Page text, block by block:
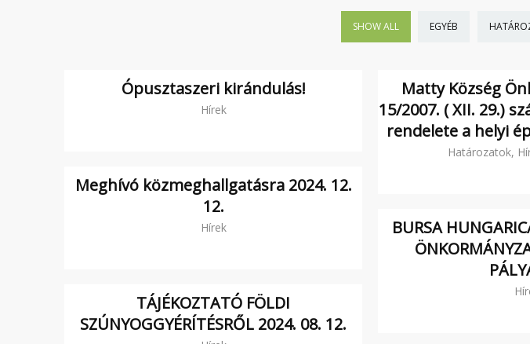
SHOW ALL EGYÉB
Ópusztaszeri kirándulás!
Hírek
Matty Község
15/2007. ( XII. 29.)
rendelete a helyi
Határozatok,
Meghívó közmeghallgatásra 2024. 12.
12.
Hírek
BURSA
TÁJÉKOZTATÓ FÖLDI
SZÚNYOGGYÉRÍTÉSRŐL 2024. 08. 12.